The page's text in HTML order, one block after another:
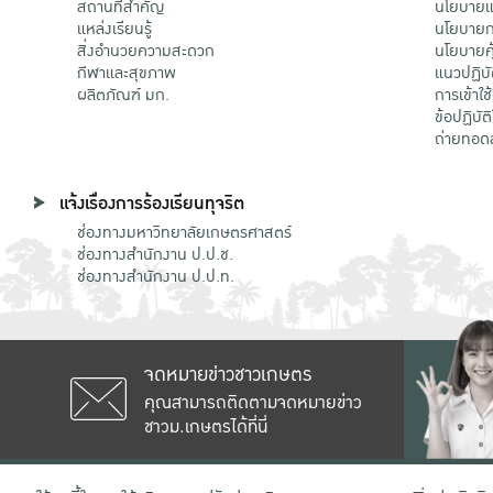
สถานที่สำคัญ
แหล่งเรียนรู้
สิ่งอำนวยความสะดวก
กีฬาและสุขภาพ
ผลิตภัณฑ์ มก.
นโยบา
นโยบาย
นโยบา
แนวปฏิ
การเข้า
ข้อปฏิบั
ถ่ายทอ
แจ้งเรื่องการร้องเรียนทุจริต
ช่องทางมหาวิทยาลัยเกษตรศาสตร์
ช่องทางสำนักงาน ป.ป.ช.
ช่องทางสำนักงาน ป.ป.ท.
จดหมายข่าวชาวเกษตร
คุณสามารถติดตามจดหมายข่าว
ชาวม.เกษตรได้ที่นี่